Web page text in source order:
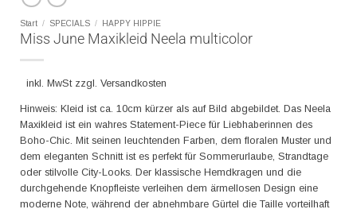
Start / SPECIALS / HAPPY HIPPIE
Miss June Maxikleid Neela multicolor
inkl. MwSt zzgl. Versandkosten
Hinweis: Kleid ist ca. 10cm kürzer als auf Bild abgebildet. Das Neela
Maxikleid ist ein wahres Statement-Piece für Liebhaberinnen des
Boho-Chic. Mit seinen leuchtenden Farben, dem floralen Muster und
dem eleganten Schnitt ist es perfekt für Sommerurlaube, Strandtage
oder stilvolle City-Looks. Der klassische Hemdkragen und die
durchgehende Knopfleiste verleihen dem ärmellosen Design eine
moderne Note, während der abnehmbare Gürtel die Taille vorteilhaft